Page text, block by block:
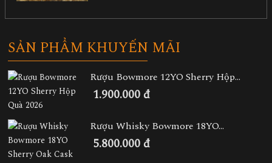
SẢN PHẨM KHUYẾN MÃI
Rượu Bowmore 12YO Sherry Hộp...
1.900.000 đ
Rượu Whisky Bowmore 18YO...
5.800.000 đ